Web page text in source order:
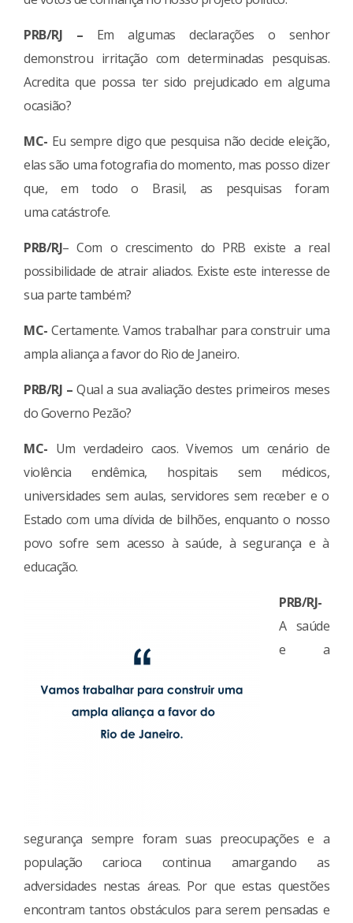
PRB/RJ – Em algumas declarações o senhor
demonstrou irritação com determinadas pesquisas.
Acredita que possa ter sido prejudicado em alguma
ocasião?
MC- Eu sempre digo que pesquisa não decide eleição,
elas são uma fotografia do momento, mas posso dizer
que, em todo o Brasil, as pesquisas foram
uma catástrofe.
PRB/RJ– Com o crescimento do PRB existe a real
possibilidade de atrair aliados. Existe este interesse de
sua parte também?
MC- Certamente. Vamos trabalhar para construir uma
ampla aliança a favor do Rio de Janeiro.
PRB/RJ – Qual a sua avaliação destes primeiros meses
do Governo Pezão?
MC- Um verdadeiro caos. Vivemos um cenário de
violência endêmica, hospitais sem médicos,
universidades sem aulas, servidores sem receber e o
Estado com uma dívida de bilhões, enquanto o nosso
povo sofre sem acesso à saúde, à segurança e à
educação.
PRB/RJ-
A saúde
e a
segurança sempre foram suas preocupações e a
população carioca continua amargando as
adversidades nestas áreas. Por que estas questões
encontram tantos obstáculos para serem pensadas e